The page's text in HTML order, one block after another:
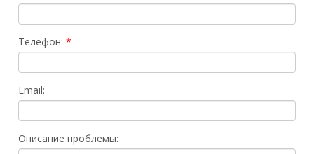
Телефон:
Email:
Описание проблемы: